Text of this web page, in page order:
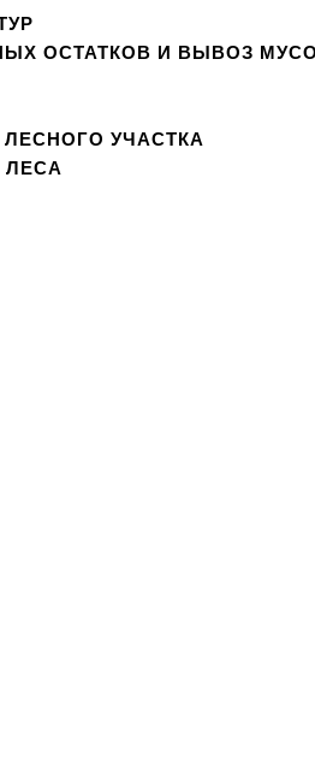
ОСТАТКОВ И ВЫВОЗ
УЧАСТКА
ЛЕСА